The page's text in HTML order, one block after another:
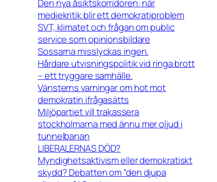
Den nya åsiktskorridoren: när
mediekritik blir ett demokratiproblem
SVT, klimatet och frågan om public
service som opinionsbildare
Sossarna misslyckas ingen.
Hårdare utvisningspolitik vid ringa brott
– ett tryggare samhälle.
Vänsterns varningar om hot mot
demokratin ifrågasätts
Miljöpartiet vill trakassera
stockholmarna med ännu mer oljud i
tunnelbanan
LIBERALERNAS DÖD?
Myndighetsaktivism eller demokratiskt
skydd? Debatten om “den djupa